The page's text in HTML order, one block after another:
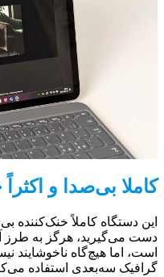
کاملا بی‌صدا و
این دستگاه کاملاً خنک‌کننده
دست می‌گیرید، هرگز به طرز
است، اما هیچ‌گاه ناخوشایند
گرافیک سه‌بعدی استفاده